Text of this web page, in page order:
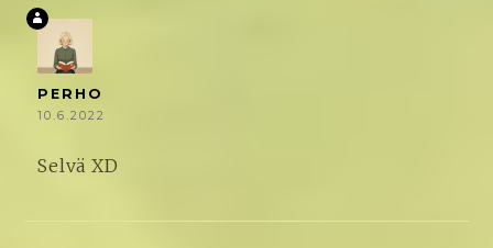
PERHO
10.6.2022
Selvä XD